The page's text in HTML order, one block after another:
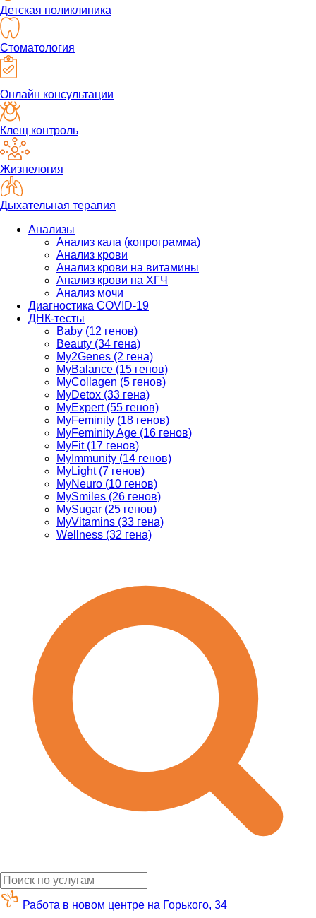
Детская поликлиника
Стоматология
Онлайн консультации
Клещ контроль
Жизнелогия
Дыхательная терапия
Анализы
Анализ кала (копрограмма)
Анализ крови
Анализ крови на витамины
Анализ крови на ХГЧ
Анализ мочи
Диагностика COVID-19
ДНК-тесты
Baby (12 генов)
Beauty (34 гена)
My2Genes (2 гена)
MyBalance (15 генов)
MyCollagen (5 генов)
MyDetox (33 гена)
MyExpert (55 генов)
MyFeminity (18 генов)
MyFeminity Age (16 генов)
MyFit (17 генов)
MyImmunity (14 генов)
MyLight (7 генов)
MyNeuro (10 генов)
MySmiles (26 генов)
MySugar (25 генов)
MyVitamins (33 гена)
Wellness (32 гена)
Работа в новом центре на Горького, 34